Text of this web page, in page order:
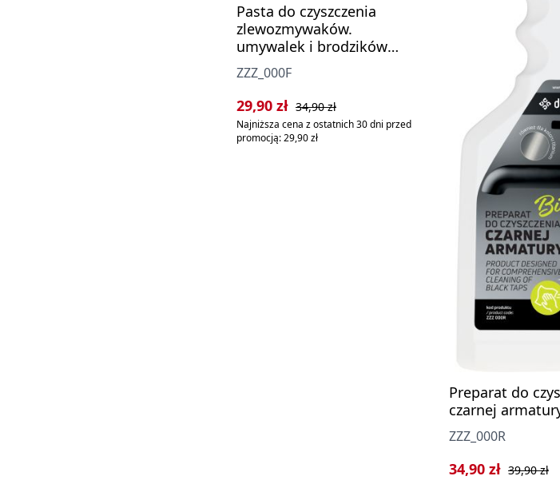
Pasta do czyszczenia
zlewozmywaków.
umywalek i brodzików
granitowych - 250 ml
ZZZ_000F
Cena sprzedaży:
29,90 zł Cena regularna:
34,90 zł
Najniższa cena z ostatnich 30 dni przed
promocją: 29,90 zł
Preparat do
czarnej
ZZZ_000R
Cena sprzedaży:
34,90 zł Cena
39,90 zł